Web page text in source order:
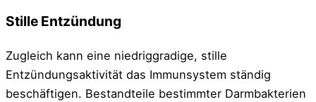
Stille Entzündung
Zugleich kann eine niedriggradige, stille
Entzündungsaktivität das Immunsystem ständig
beschäftigen. Bestandteile bestimmter Darmbakterien